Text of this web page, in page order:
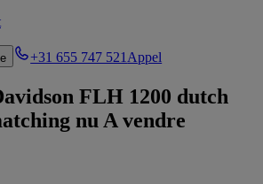
+31 655 747 521 Appel
FLH 1200 dutch
nu A vendre